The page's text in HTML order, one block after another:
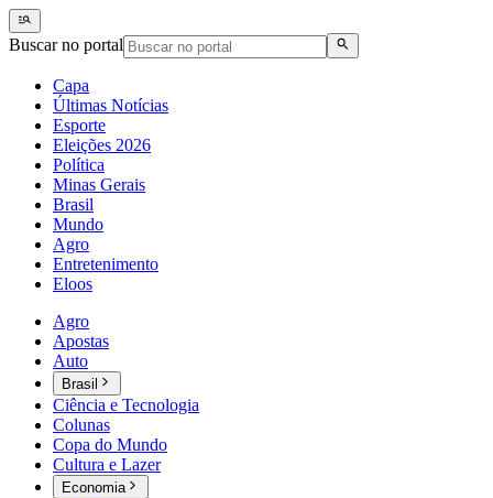
Buscar no portal
Capa
Últimas Notícias
Esporte
Eleições 2026
Política
Minas Gerais
Brasil
Mundo
Agro
Entretenimento
Eloos
Agro
Apostas
Auto
Brasil
Ciência e Tecnologia
Colunas
Copa do Mundo
Cultura e Lazer
Economia